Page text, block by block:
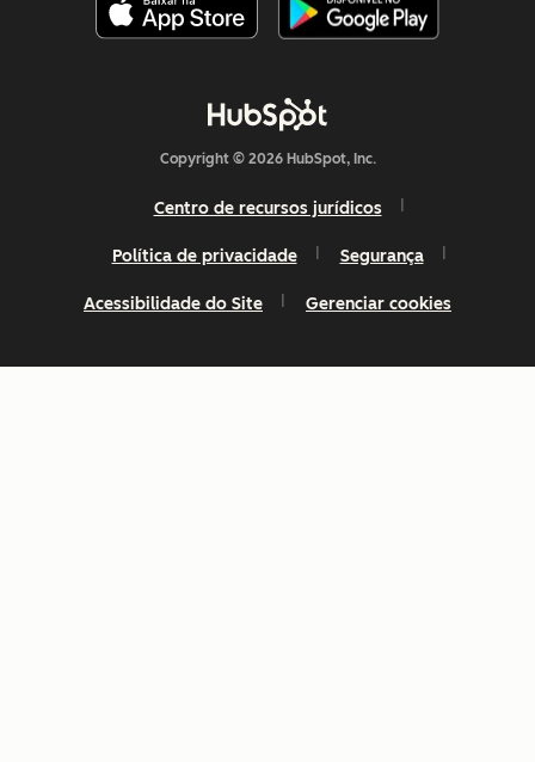
Copyright © 2026 HubSpot, Inc.
Centro de recursos jurídicos
Política de privacidade Segurança
Acessibilidade do Site Gerenciar cookies